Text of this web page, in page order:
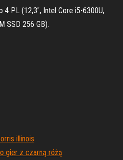
PL (12,3", Intel Core i5-6300U,
SSD 256 GB).
illinois
gier z czarną różą